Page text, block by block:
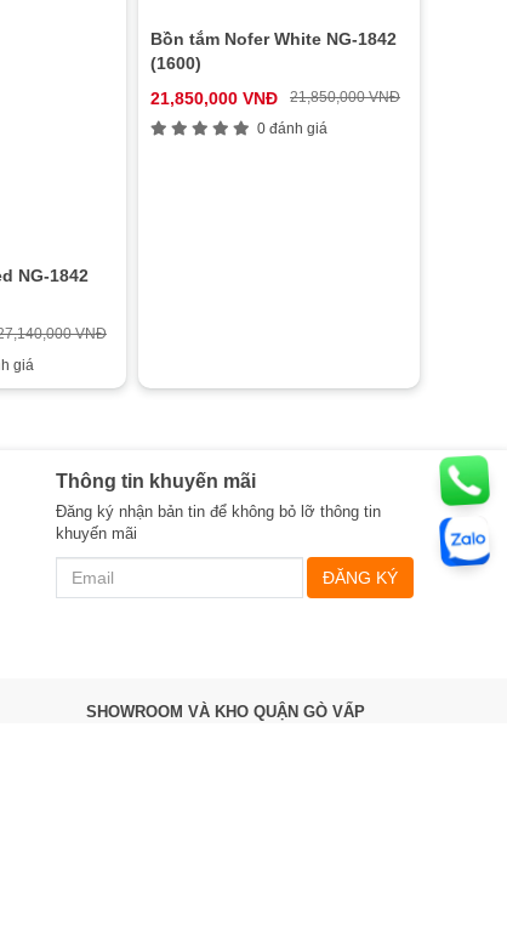
NG-1842
VNĐ
giá
Thông tin khuyến mãi
Đăng ký nhận bản tin để không bỏ lỡ thông tin
khuyến mãi
ĐĂNG KÝ
SHOWROOM VÀ KHO QUẬN GÒ VẤP